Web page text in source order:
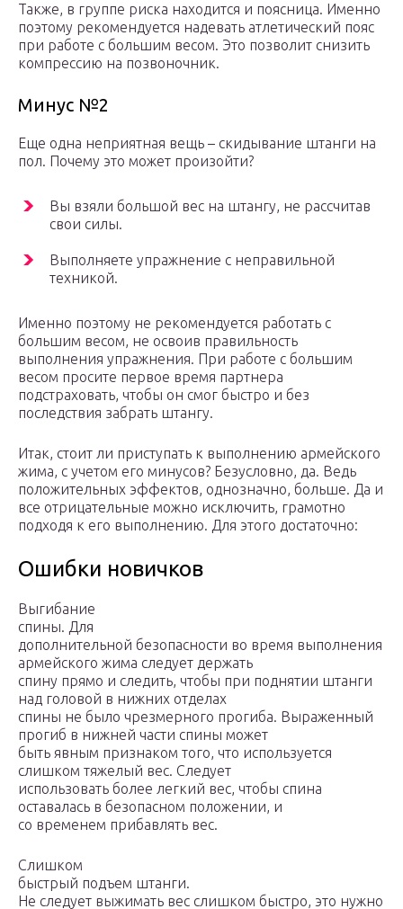
Также, в группе риска находится и поясница. Именно
поэтому рекомендуется надевать атлетический пояс
при работе с большим весом. Это позволит снизить
компрессию на позвоночник.
Минус №2
Еще одна неприятная вещь – скидывание штанги на
пол. Почему это может произойти?
Вы взяли большой вес на штангу, не рассчитав
свои силы.
Выполняете упражнение с неправильной
техникой.
Именно поэтому не рекомендуется работать с
большим весом, не освоив правильность
выполнения упражнения. При работе с большим
весом просите первое время партнера
подстраховать, чтобы он смог быстро и без
последствия забрать штангу.
Итак, стоит ли приступать к выполнению армейского
жима, с учетом его минусов? Безусловно, да. Ведь
положительных эффектов, однозначно, больше. Да и
все отрицательные можно исключить, грамотно
подходя к его выполнению. Для этого достаточно:
Ошибки новичков
Выгибание
спины. Для
дополнительной безопасности во время выполнения
армейского жима следует держать
спину прямо и следить, чтобы при поднятии штанги
над головой в нижних отделах
спины не было чрезмерного прогиба. Выраженный
прогиб в нижней части спины может
быть явным признаком того, что используется
слишком тяжелый вес. Следует
использовать более легкий вес, чтобы спина
оставалась в безопасном положении, и
со временем прибавлять вес.
Слишком
быстрый подъем штанги.
Не следует выжимать вес слишком быстро, это нужно